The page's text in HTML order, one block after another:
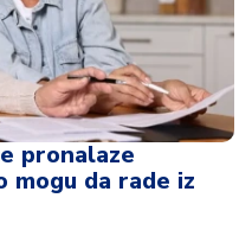
pronalaze
mogu da rade iz